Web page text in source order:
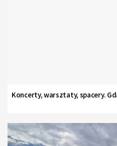
Koncerty, warsztaty, spacery.